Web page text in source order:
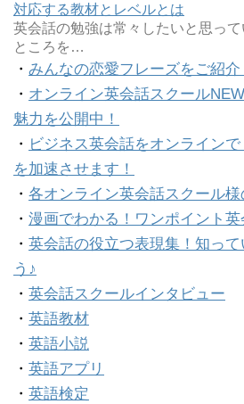
対応する教材とレベルとは
英会話の勉強は常々したいと思っ
ところを…
・ みんなの恋愛フレーズをご紹介
・ オンライン英会話スクール
魅力を公開中！
・ ビジネス英会話をオンライン
を加速させます！
・ 各オンライン英会話スクール
・ 漫画でわかる！ワンポイント英
・ 英会話の役立つ表現集！知っ
う♪
・ 英会話スクールインタビュー
・ 英語教材
・ 英語小説
・ 英語アプリ
・ 英語検定